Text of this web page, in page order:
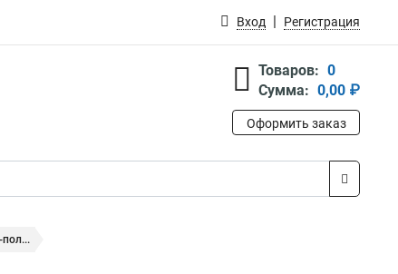
Вход Регистрация
Товаров: 0
Сумма: 0,00 ₽
Оформить заказ